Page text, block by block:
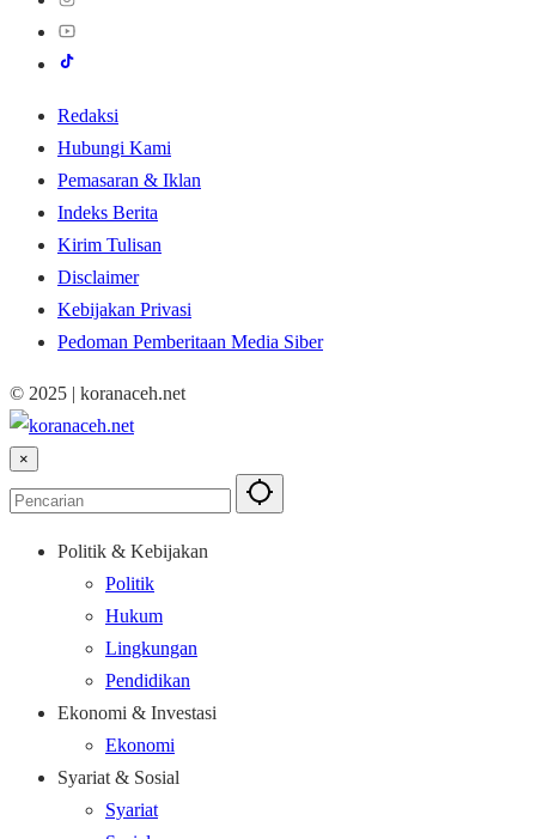
Redaksi
Hubungi Kami
Pemasaran & Iklan
Indeks Berita
Kirim Tulisan
Disclaimer
Kebijakan Privasi
Pedoman Pemberitaan Media Siber
© 2025 | koranaceh.net
×
Politik & Kebijakan
Politik
Hukum
Lingkungan
Pendidikan
Ekonomi & Investasi
Ekonomi
Syariat & Sosial
Syariat